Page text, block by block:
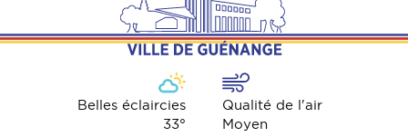
Belles éclaircies
33°
Qualité de l'air
Moyen